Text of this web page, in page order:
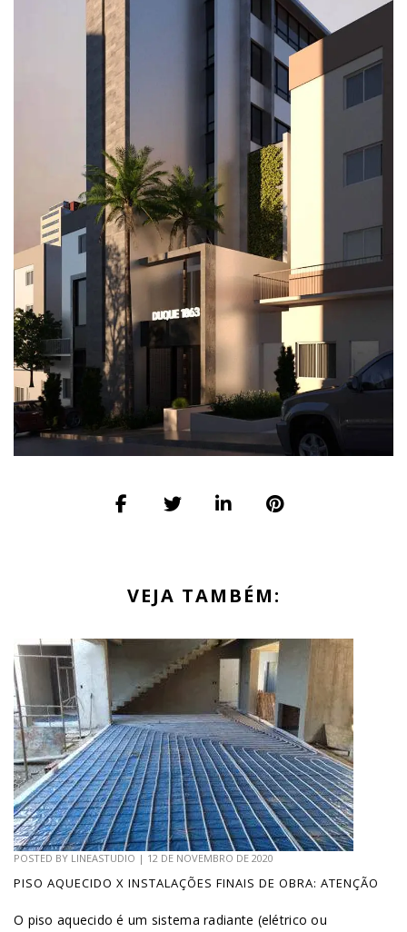
VEJA TAMBÉM:
POSTED BY LINEASTUDIO | 12 DE NOVEMBRO DE 2020
PISO AQUECIDO X INSTALAÇÕES FINAIS DE OBRA: ATENÇÃO
O piso aquecido é um sistema radiante (elétrico ou